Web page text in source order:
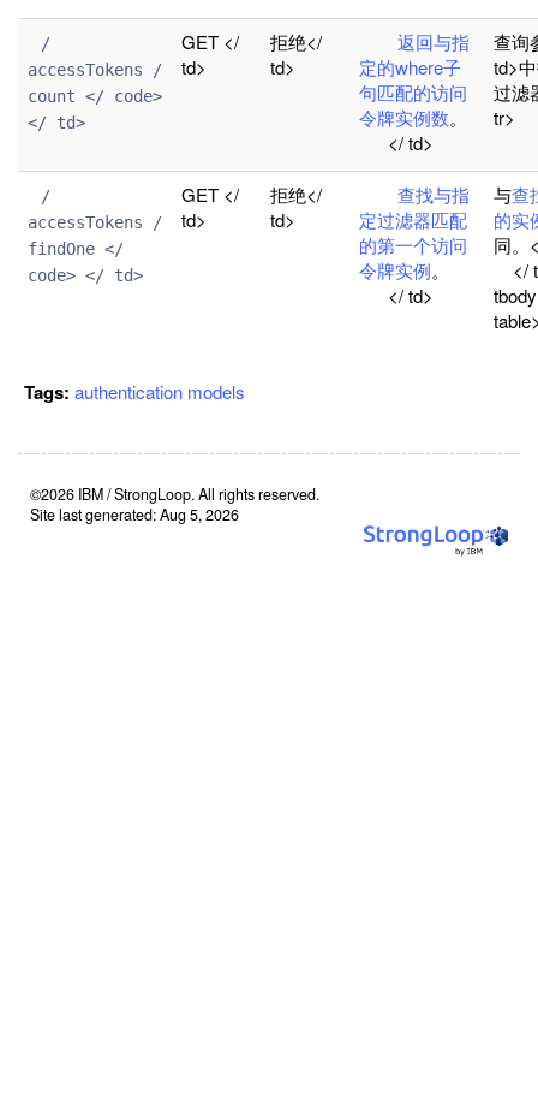
accessTokens /
count </ code>
</ td>
GET </
td>
拒绝</
td>
返回与指
定的where子
句匹配的访问
令牌实例数。
</ td>
查询
td>
过
tr>
accessTokens /
findOne </
code> </ td>
GET </
td>
拒绝</
td>
查找与指
定过滤器匹配
的第一个访问
令牌实例。
</ td>
与查
的实
同。
</
Tags: authentication models
©2026 IBM / StrongLoop. All rights reserved.
Site last generated: Aug 5, 2026